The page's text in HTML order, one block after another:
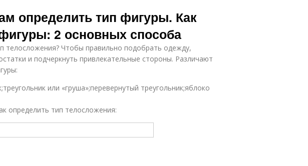
определить тип фигуры. Как
2 основных способа
телосложения? Чтобы правильно подобрать одежду,
и подчеркнуть привлекательные стороны. Различают
или «груша»;перевернутый треугольник;яблоко
определить тип телосложения: